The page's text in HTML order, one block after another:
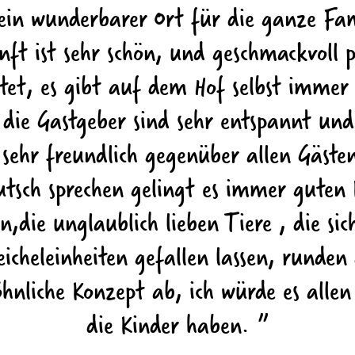
wunderbarer Ort für die ganze
ist sehr schön, und geschmackvoll
es gibt auf dem Hof selbst
Gastgeber sind sehr entspannt
freundlich gegenüber allen
sprechen gelingt es immer
unglaublich lieben Tiere , die
gefallen lassen, runden
Konzept ab, ich würde es
die Kinder haben.